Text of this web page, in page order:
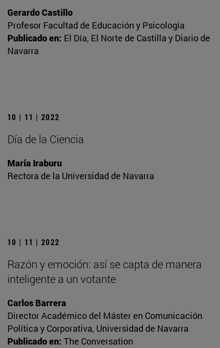
Gerardo Castillo
Profesor Facultad de Educación y Psicología
Publicado en: El Día, El Norte de Castilla y Diario de
Navarra
10 | 11 | 2022
Día de la Ciencia
María Iraburu
Rectora de la Universidad de Navarra
10 | 11 | 2022
Razón y emoción: así se capta de manera
inteligente a un votante
Carlos Barrera
Director Académico del Máster en Comunicación
Política y Corporativa, Universidad de Navarra
Publicado en: The Conversation